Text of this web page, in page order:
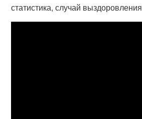
статистика, случай выздоровления